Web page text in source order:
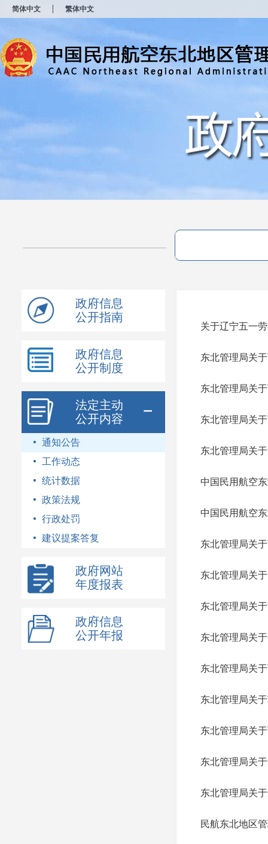
简体中文 繁体中文
政府信息
公开指南
政府信息
公开制度
法定主动
公开内容
通知公告
工作动态
统计数据
政策法规
行政处罚
建议提案答复
政府网站
年度报表
政府信息
公开年报
关于辽宁五一
东北管理局关
东北管理局关
东北管理局关
东北管理局关
中国民用航空
中国民用航空
东北管理局关
东北管理局关
东北管理局关
东北管理局关
东北管理局关
东北管理局关
东北管理局关
东北管理局关
东北管理局关
民航东北地区
窗
打
开
无
障